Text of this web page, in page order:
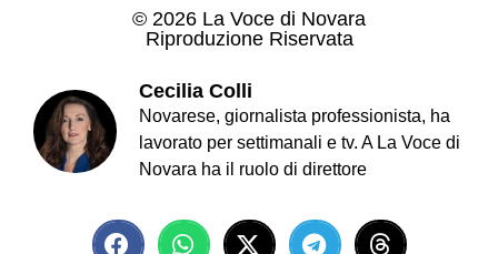
© 2026 La Voce di Novara
Riproduzione Riservata
Cecilia Colli
Novarese, giornalista professionista, ha
lavorato per settimanali e tv. A La Voce di
Novara ha il ruolo di direttore